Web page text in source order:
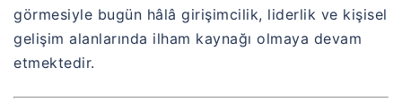
görmesiyle bugün hâlâ girişimcilik, liderlik ve kişisel
gelişim alanlarında ilham kaynağı olmaya devam
etmektedir.